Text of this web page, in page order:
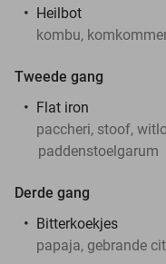
Heilbot
kombu,
Tweede gang
Flat iron
paccheri, stoof,
paddenstoelgarum
Derde gang
Bitterkoekjes
papaja, gebrande